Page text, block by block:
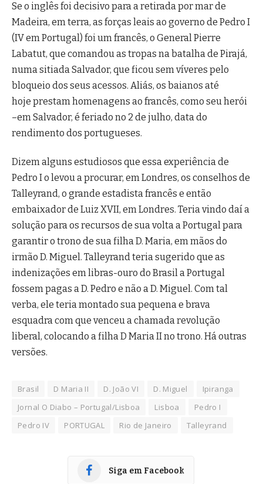
Se o inglês foi decisivo para a retirada por mar de
Madeira, em terra, as forças leais ao governo de Pedro I
(IV em Portugal) foi um francês, o General Pierre
Labatut, que comandou as tropas na batalha de Pirajá,
numa sitiada Salvador, que ficou sem víveres pelo
bloqueio dos seus acessos. Aliás, os baianos até
hoje prestam homenagens ao francês, como seu herói
–em Salvador, é feriado no 2 de julho, data do
rendimento dos portugueses.
Dizem alguns estudiosos que essa experiência de
Pedro I o levou a procurar, em Londres, os conselhos de
Talleyrand, o grande estadista francês e então
embaixador de Luiz XVII, em Londres. Teria vindo daí a
solução para os recursos de sua volta a Portugal para
garantir o trono de sua filha D. Maria, em mãos do
irmão D. Miguel. Talleyrand teria sugerido que as
indenizações em libras-ouro do Brasil a Portugal
fossem pagas a D. Pedro e não a D. Miguel. Com tal
verba, ele teria montado sua pequena e brava
esquadra com que venceu a chamada revolução
liberal, colocando a filha D Maria II no trono. Há outras
versões.
Brasil D Maria II D. João VI D. Miguel
Ipiranga
Jornal O Diabo – Portugal/Lisboa
Lisboa
Pedro I
Pedro IV
PORTUGAL Rio de Janeiro Talleyrand
Siga em Facebook